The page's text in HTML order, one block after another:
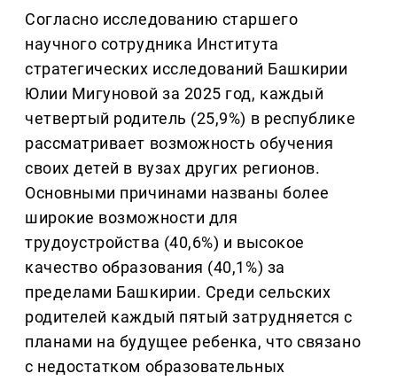
Согласно исследованию старшего
научного сотрудника Института
стратегических исследований Башкирии
Юлии Мигуновой за 2025 год, каждый
четвертый родитель (25,9%) в республике
рассматривает возможность обучения
своих детей в вузах других регионов.
Основными причинами названы более
широкие возможности для
трудоустройства (40,6%) и высокое
качество образования (40,1%) за
пределами Башкирии. Среди сельских
родителей каждый пятый затрудняется с
планами на будущее ребенка, что связано
с недостатком образовательных